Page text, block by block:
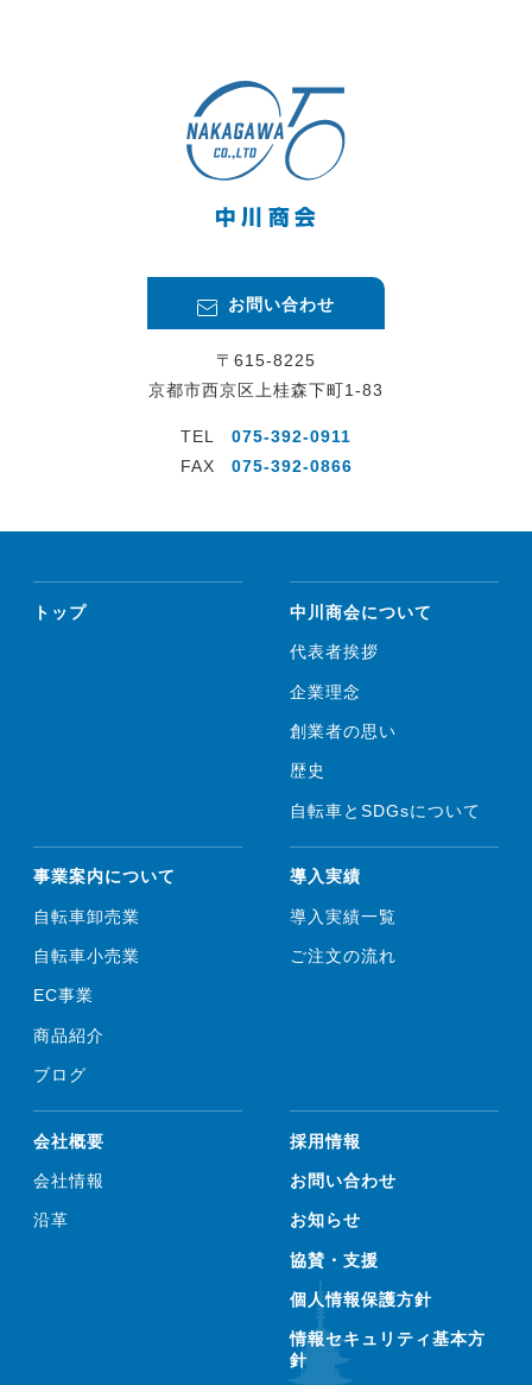
お問い合わせ
〒615-8225
京都市西京区上桂森下町1-83
TEL
075-392-0911
FAX
075-392-0866
トップ 中川商会について
代表者挨拶
企業理念
創業者の思い
歴史
自転車とSDGsについて
事業案内について
自転車卸売業
自転車小売業
EC事業
商品紹介
ブログ
導入実績
導入実績一覧
ご注文の流れ
会社概要
会社情報
沿革
採用情報
お問い合わせ
お知らせ
協賛・支援
個人情報保護方針
情報セキュリティ基本方
針